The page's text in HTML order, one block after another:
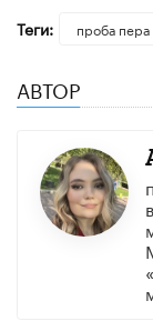
Теги: проба пера
АВТОР